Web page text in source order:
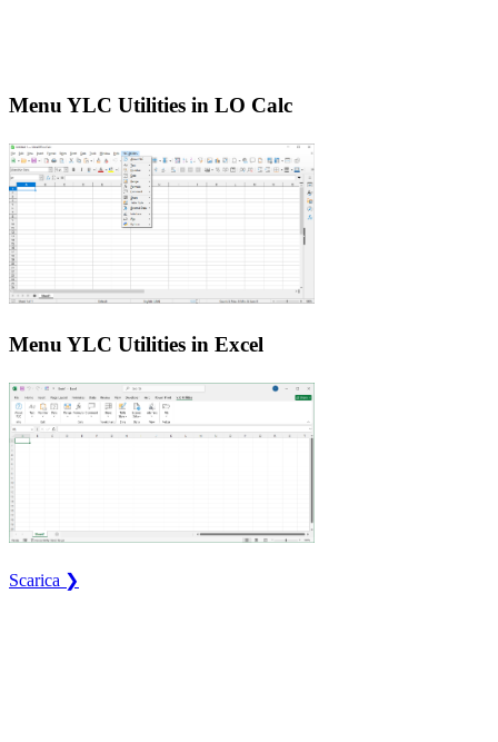
Menu YLC Utilities in LO Calc
Menu YLC Utilities in Excel
Scarica ❯